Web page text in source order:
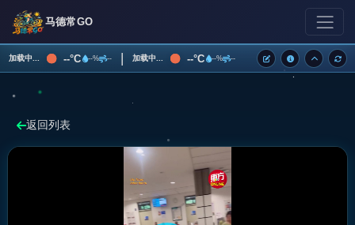
马德常GO
加载中... --°C --% -- | 加载中... --°C --% --
返回列表